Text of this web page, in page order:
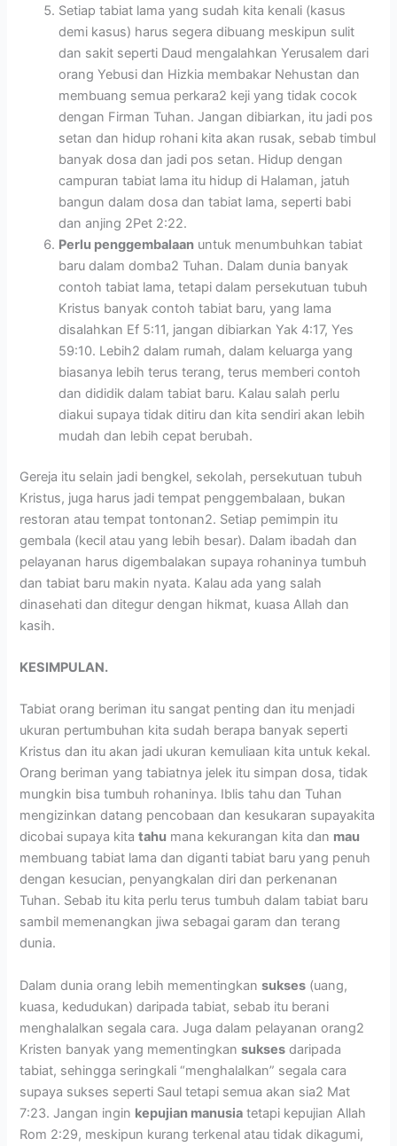
Setiap tabiat lama yang sudah kita kenali (kasus
demi kasus) harus segera dibuang meskipun sulit
dan sakit seperti Daud mengalahkan Yerusalem dari
orang Yebusi dan Hizkia membakar Nehustan dan
membuang semua perkara2 keji yang tidak cocok
dengan Firman Tuhan. Jangan dibiarkan, itu jadi pos
setan dan hidup rohani kita akan rusak, sebab timbul
banyak dosa dan jadi pos setan. Hidup dengan
campuran tabiat lama itu hidup di Halaman, jatuh
bangun dalam dosa dan tabiat lama, seperti babi
dan anjing 2Pet 2:22.
Perlu penggembalaan untuk menumbuhkan tabiat
baru dalam domba2 Tuhan. Dalam dunia banyak
contoh tabiat lama, tetapi dalam persekutuan tubuh
Kristus banyak contoh tabiat baru, yang lama
disalahkan Ef 5:11, jangan dibiarkan Yak 4:17, Yes
59:10. Lebih2 dalam rumah, dalam keluarga yang
biasanya lebih terus terang, terus memberi contoh
dan dididik dalam tabiat baru. Kalau salah perlu
diakui supaya tidak ditiru dan kita sendiri akan lebih
mudah dan lebih cepat berubah.
Gereja itu selain jadi bengkel, sekolah, persekutuan tubuh
Kristus, juga harus jadi tempat penggembalaan, bukan
restoran atau tempat tontonan2. Setiap pemimpin itu
gembala (kecil atau yang lebih besar). Dalam ibadah dan
pelayanan harus digembalakan supaya rohaninya tumbuh
dan tabiat baru makin nyata. Kalau ada yang salah
dinasehati dan ditegur dengan hikmat, kuasa Allah dan
kasih.
KESIMPULAN.
Tabiat orang beriman itu sangat penting dan itu menjadi
ukuran pertumbuhan kita sudah berapa banyak seperti
Kristus dan itu akan jadi ukuran kemuliaan kita untuk kekal.
Orang beriman yang tabiatnya jelek itu simpan dosa, tidak
mungkin bisa tumbuh rohaninya. Iblis tahu dan Tuhan
mengizinkan datang pencobaan dan kesukaran supayakita
dicobai supaya kitatahu mana kekurangan kita dan mau
membuang tabiat lama dan diganti tabiat baru yang penuh
dengan kesucian, penyangkalan diri dan perkenanan
Tuhan. Sebab itu kita perlu terus tumbuh dalam tabiat baru
sambil memenangkan jiwa sebagai garam dan terang
dunia.
Dalam dunia orang lebih mementingkansukses (uang,
kuasa, kedudukan) daripada tabiat, sebab itu berani
menghalalkan segala cara. Juga dalam pelayanan orang2
Kristen banyak yang mementingkansukses daripada
tabiat, sehingga seringkali “menghalalkan” segala cara
supaya sukses seperti Saul tetapi semua akan sia2 Mat
7:23. Jangan ingin kepujian manusia tetapi kepujian Allah
Rom 2:29, meskipun kurang terkenal atau tidak dikagumi,